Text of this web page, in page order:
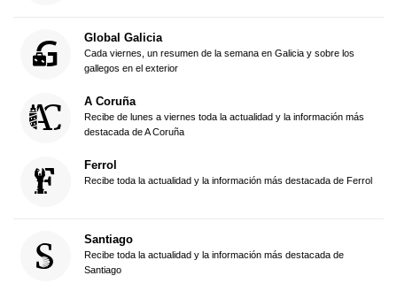
Global Galicia
Cada viernes, un resumen de la semana en Galicia y sobre los
gallegos en el exterior
A Coruña
Recibe de lunes a viernes toda la actualidad y la información más
destacada de A Coruña
Ferrol
Recibe toda la actualidad y la información más destacada de Ferrol
Santiago
Recibe toda la actualidad y la información más destacada de
Santiago